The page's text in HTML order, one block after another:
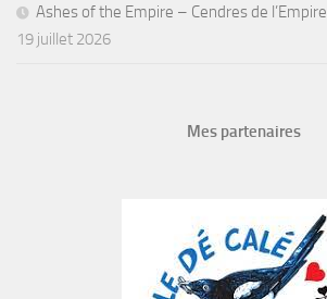
Ashes of the Empire – Cendres de l’Empire
19 juillet 2026
Mes partenaires